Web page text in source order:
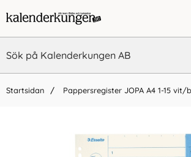
Startsidan Pappersregister JOPA A4 1-15 vit/